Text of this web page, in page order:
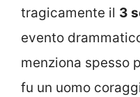
tragicamente il 3
evento
menziona spesso
fu un uomo